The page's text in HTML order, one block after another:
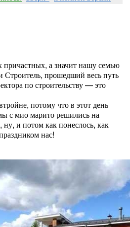
а значит нашу семью
прошедший весь путь
по строительству — это
потому что в этот день
с мио марито решились на
ну, и потом как понеслось, как
нас!